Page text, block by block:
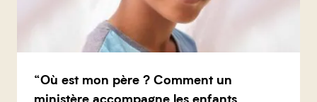
“Où est mon père ? Comment un
ministère accompagne les enfants